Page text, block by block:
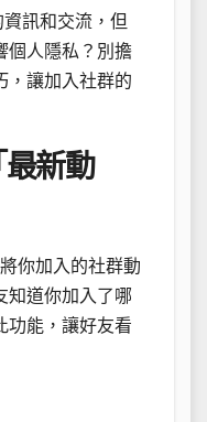
訊和交流，但
個人隱私？別擔
，讓加入社群的
最新動
你加入的社群動
知道你加入了哪
功能，讓好友看